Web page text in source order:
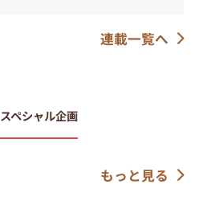
連載一覧へ
スペシャル企画
もっと見る